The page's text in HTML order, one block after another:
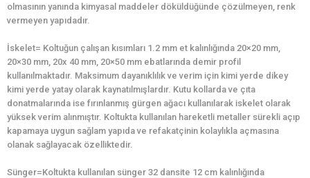
olmasının yanında kimyasal maddeler döküldüğünde çözülmeyen, renk
vermeyen yapıdadır.
İskelet= Koltuğun çalışan kısımları 1.2 mm et kalınlığında 20×20 mm,
20×30 mm, 20x 40 mm, 20×50 mm ebatlarında demir profil
kullanılmaktadır. Maksimum dayanıklılık ve verim için kimi yerde dikey
kimi yerde yatay olarak kaynatılmışlardır. Kutu kollarda ve çıta
donatmalarında ise fırınlanmış gürgen ağacı kullanılarak iskelet olarak
yüksek verim alınmıştır. Koltukta kullanılan hareketli metaller sürekli açıp
kapamaya uygun sağlam yapıda ve refakatçinin kolaylıkla açmasına
olanak sağlayacak özelliktedir.
Sünger=Koltukta kullanılan sünger 32 dansite 12 cm kalınlığında